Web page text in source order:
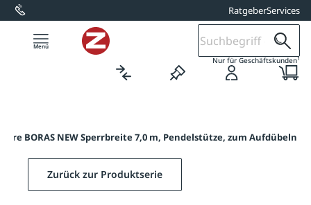
springen RatgeberServices
Nur für Geschäftskunden1
BORAS NEW Sperrbreite 7,0 m, Pendelstütze, zum Aufdübeln
Zurück zur Produktserie